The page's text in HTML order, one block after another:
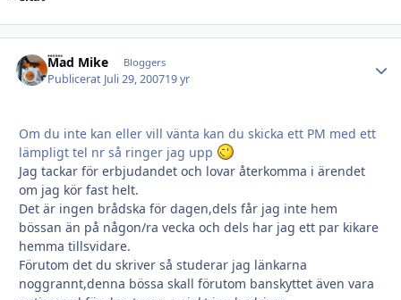
Mad Mike Bloggers
Publicerat Juli 29, 200719 yr
Om du inte kan eller vill vänta kan du skicka ett PM med ett
lämpligt tel nr så ringer jag upp
Jag tackar för erbjudandet och lovar återkomma i ärendet
om jag kör fast helt.
Det är ingen brådska för dagen,dels får jag inte hem
bössan än på någon/ra vecka och dels har jag ett par kikare
hemma tillsvidare.
Förutom det du skriver så studerar jag länkarna
noggrannt,denna bössa skall förutom banskyttet även vara